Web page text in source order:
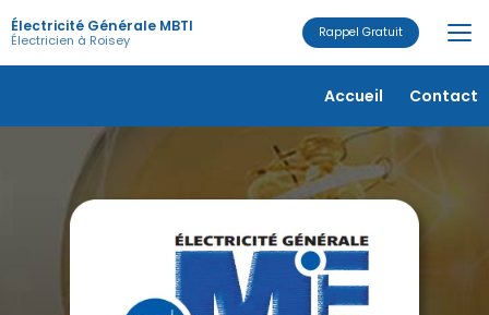
au
contenu
principal
Accueil
Contact
Électricité Générale MBTI
Électricien à Roisey Rappel Gratuit